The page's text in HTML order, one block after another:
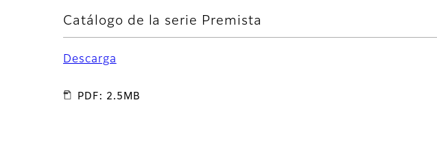
Catálogo de la serie Premista
Descarga
PDF: 2.5MB